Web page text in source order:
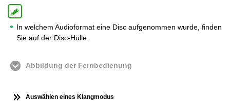
In welchem Audioformat eine Disc aufgenommen wurde, finden
Sie auf der Disc-Hülle.
Abbildung der Fernbedienung
Auswählen eines Klangmodus